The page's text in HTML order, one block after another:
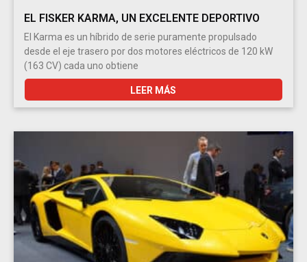
EL FISKER KARMA, UN EXCELENTE DEPORTIVO
El Karma es un híbrido de serie puramente propulsado
desde el eje trasero por dos motores eléctricos de 120 kW
(163 CV) cada uno obtiene
LEER MÁS